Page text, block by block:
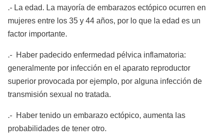
.- La edad. La mayoría de embarazos ectópico ocurren en
mujeres entre los 35 y 44 años, por lo que la edad es un
factor importante.
.- Haber padecido enfermedad pélvica inflamatoria:
generalmente por infección en el aparato reproductor
superior provocada por ejemplo, por alguna infección de
transmisión sexual no tratada.
.- Haber tenido un embarazo ectópico, aumenta las
probabilidades de tener otro.